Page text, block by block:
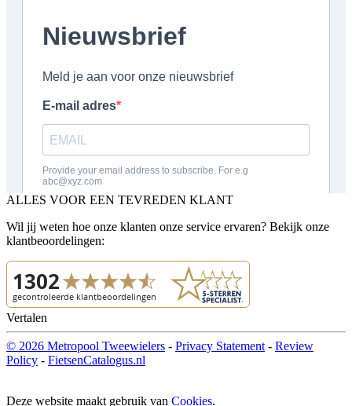
ALLES VOOR EEN TEVREDEN KLANT
Wil jij weten hoe onze klanten onze service ervaren? Bekijk onze
klantbeoordelingen:
Vertalen
© 2026 Metropool Tweewielers - Privacy Statement - Review
Policy - FietsenCatalogus.nl
Deze website maakt gebruik van Cookies.